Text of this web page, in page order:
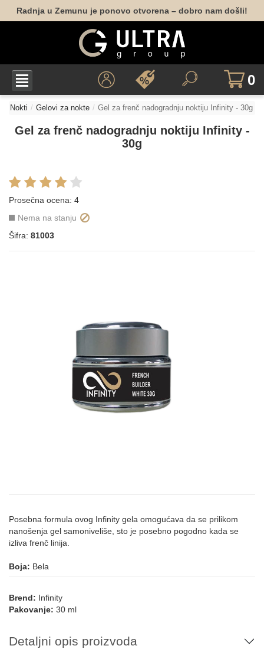
Radnja u Zemunu je ponovo otvorena – dobro nam došli!
0
Nokti Gelovi za nokte Gel za frenč nadogradnju noktiju Infinity - 30g
Gel za frenč nadogradnju noktiju Infinity -
30g
Prosečna ocena: 4
Nema na stanju
Šifra: 81003
Posebna formula ovog Infinity gela omogućava da se prilikom
nanošenja gel samoniveliše, sto je posebno pogodno kada se
izliva frenč linija.
Boja: Bela
Brend: Infinity
Pakovanje: 30 ml
Detaljni opis proizvoda